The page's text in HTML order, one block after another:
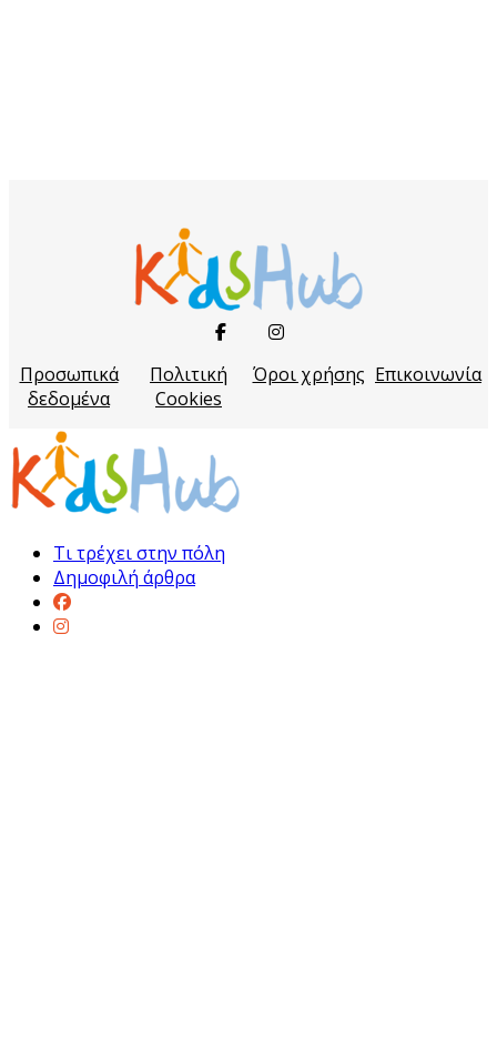
Προσωπικά
δεδομένα
Πολιτική
Cookies
Όροι χρήσης Επικοινωνία
Τι τρέχει στην πόλη
Δημοφιλή άρθρα